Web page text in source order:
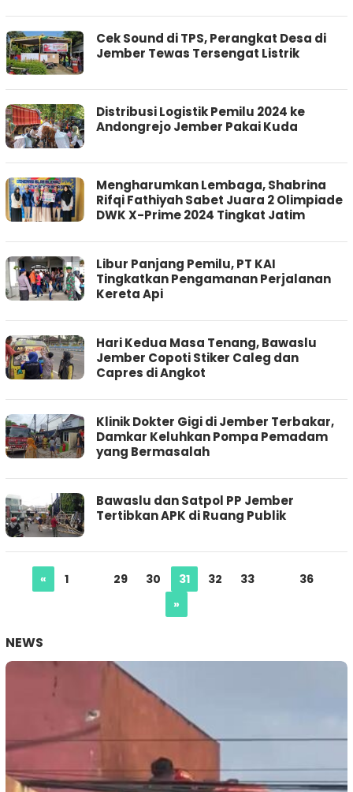
Cek Sound di TPS, Perangkat Desa di
Jember Tewas Tersengat Listrik
Distribusi Logistik Pemilu 2024 ke
Andongrejo Jember Pakai Kuda
Mengharumkan Lembaga, Shabrina
Rifqi Fathiyah Sabet Juara 2 Olimpiade
DWK X-Prime 2024 Tingkat Jatim
Libur Panjang Pemilu, PT KAI
Tingkatkan Pengamanan Perjalanan
Kereta Api
Hari Kedua Masa Tenang, Bawaslu
Jember Copoti Stiker Caleg dan
Capres di Angkot
Klinik Dokter Gigi di Jember Terbakar,
Damkar Keluhkan Pompa Pemadam
yang Bermasalah
Bawaslu dan Satpol PP Jember
Tertibkan APK di Ruang Publik
« 1 29 30 31 32 33
36
»
NEWS